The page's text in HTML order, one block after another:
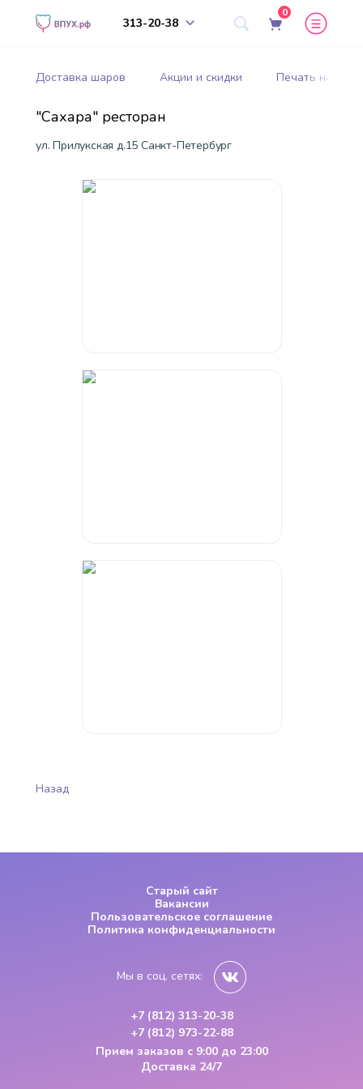
313-20-38
0
Доставка шаров Акции и скидки Печать на
"Сахара" ресторан
ул. Прилукская д.15 Санкт-Петербург
Назад
Старый сайт
Вакансии
Пользовательское соглашение
Политика конфиденциальности
Мы в соц. сетях:
+7 (812) 313-20-38
+7 (812) 973-22-88
Прием заказов с 9:00 до 23:00
Доставка 24/7